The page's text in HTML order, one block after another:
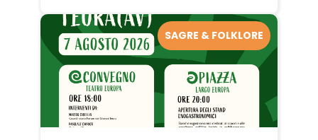
SAGRE & FOLKLORE